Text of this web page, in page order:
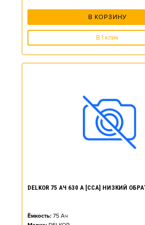
В КОРЗИНУ
В 1 клик
DELKOR 75 АЧ 630 А [CCA] НИЗКИЙ
Ёмкость: 75 Ач